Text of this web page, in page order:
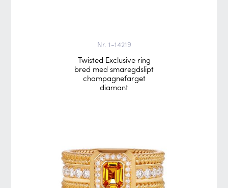
Nr. 1-14219
Twisted Exclusive ring
bred med smaregdslipt
champagnefarget
diamant